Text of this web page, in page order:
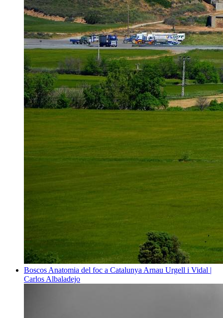
Boscos Anatomia del foc a Catalunya Arnau Urgell i Vidal |
Carlos Albaladejo